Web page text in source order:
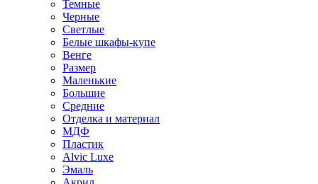
Темные
Черные
Светлые
Белые шкафы-купе
Венге
Размер
Маленькие
Большие
Средние
Отделка и материал
МДФ
Пластик
Alvic Luxe
Эмаль